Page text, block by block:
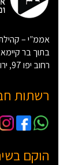
אממ”י – קהילת
בתוך בר
רחוב יפו 97, ירושלים
רשתות
הוקם